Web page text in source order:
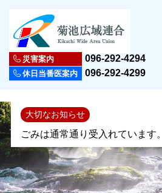
災害案内 096-292-4294
休日当番医案内 096-292-4299
大切なお知らせ
ごみは通常通り受入れています。